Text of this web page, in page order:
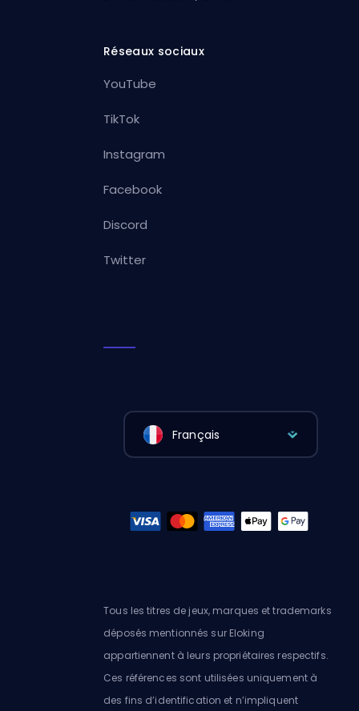
Réseaux sociaux
YouTube
TikTok
Instagram
Facebook
Discord
Twitter
Français
Tous les titres de jeux, marques et trademarks
déposés mentionnés sur Eloking
appartiennent à leurs propriétaires respectifs.
Ces références sont utilisées uniquement à
des fins d’identification et n’impliquent